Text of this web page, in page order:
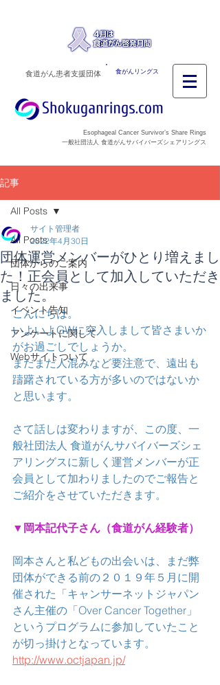
食がんリングス
食道がん患者支援団体
Esophageal Cancer Survivor’s Share Rings
一般社団法人 食道がんサバイバーズシェアリングス
記事
All Posts
団体からのご案内
日々の出来事
イベント告知
アンケートに関して
Webサイトついて
All Posts
団体運営メンバーがひとり増えまし
た！正会員として加入していただき
ました。
サイト管理者
2022年4月30日
こんにちは。
いよいよGWに突入しまして皆さまいか
がお過ごしでしょうか。
まだまだ人混みなど要注意で、遠出も
躊躇されている方が多いのではないか
と思います。
さて話しは変わりますが、この度、一
般社団法人 食道がんサバイバーズシェ
アリングスに新しく運営メンバーが正
会員として加わりましたのでご報告と
ご紹介をさせていただきます。
▼岡本記代子さん（食道がん経験者）
岡本さんと私どもの出会いは、まだ弊
団体ができる前の２０１９年５月に開
催された「キャンサーネットジャパン
さん主催の「Over Cancer Together」
というプログラムに参加していたこと
が切っ掛けとなっています。
http://www.octjapan.jp/